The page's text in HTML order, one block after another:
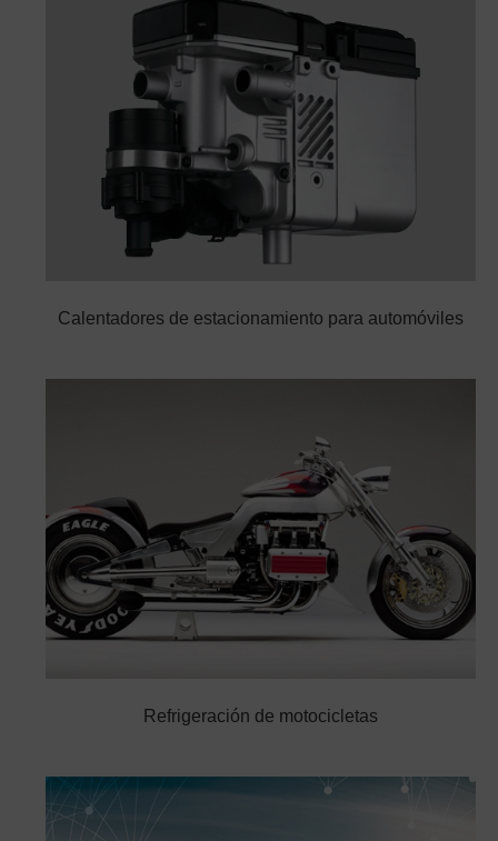
Calentadores de estacionamiento para automóviles
Refrigeración de motocicletas